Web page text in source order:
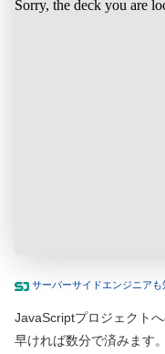
サーバーサイドエンジニア
JavaScriptプロジェクト
早ければ数分で済みます